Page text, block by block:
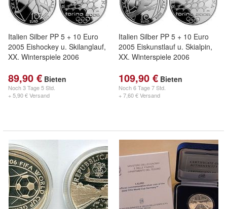
Italien Silber PP 5 + 10 Euro
2005 Eishockey u. Skilanglauf,
XX. Winterspiele 2006
89,90 € Bieten
Noch3 Tage 5 Std.
+ 5,90 € Versand
Italien Silber PP 5 + 10 Euro
2005 Eiskunstlauf u. Skialpin,
XX. Winterspiele 2006
109,90 € Bieten
Noch6 Tage 7 Std.
+ 7,60 € Versand